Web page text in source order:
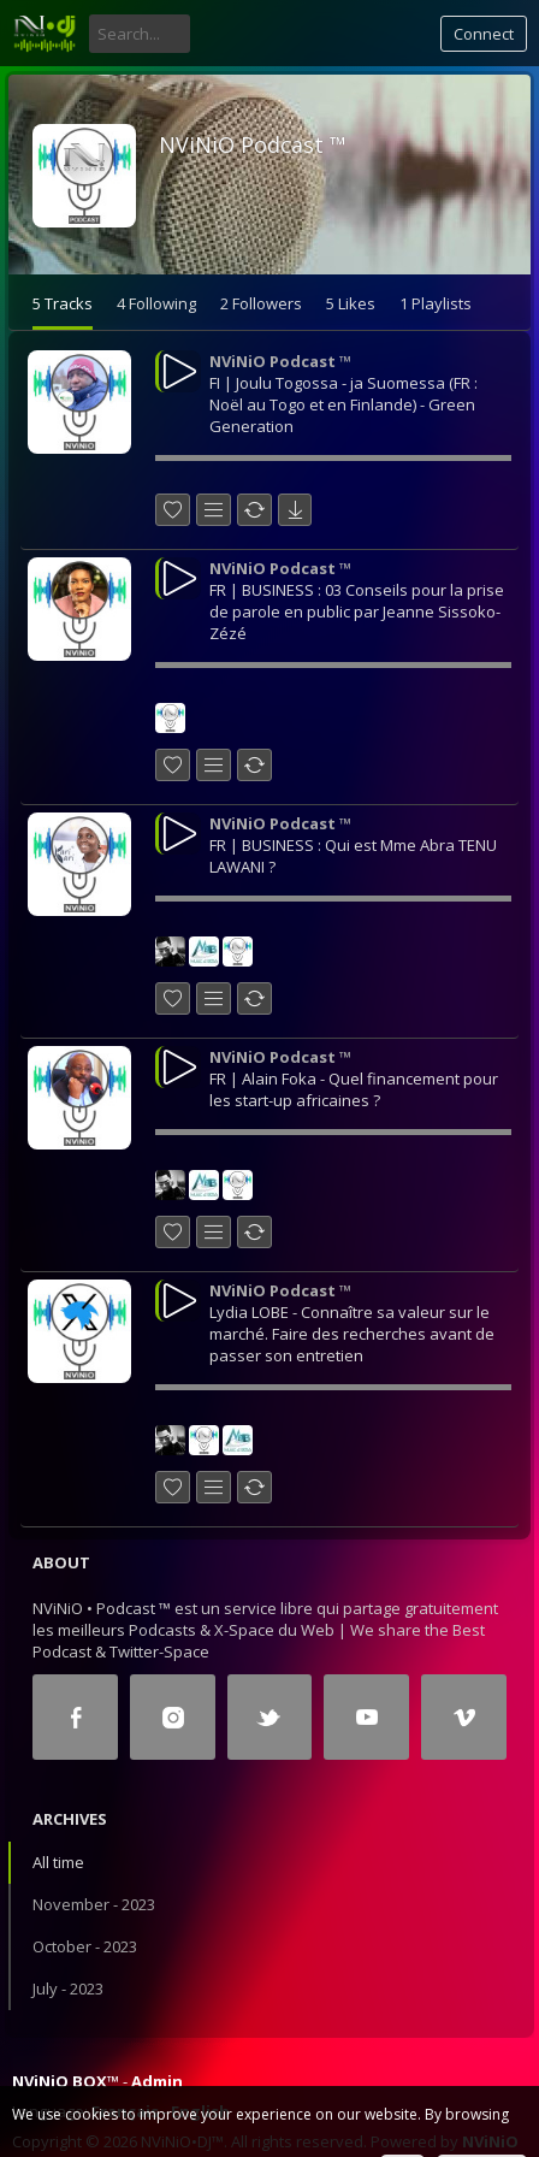
Connect
NViNiO Podcast ™
5 Tracks 4 Following 2 Followers 5 Likes 1 Playlists
NViNiO Podcast ™
FI | Joulu Togossa - ja Suomessa (FR :
Noël au Togo et en Finlande) - Green
Generation
NViNiO Podcast ™
FR | BUSINESS : 03 Conseils pour la prise
de parole en public par Jeanne Sissoko-
Zézé
NViNiO Podcast ™
FR | BUSINESS : Qui est Mme Abra TENU
LAWANI ?
NViNiO Podcast ™
FR | Alain Foka - Quel financement pour
les start-up africaines ?
NViNiO Podcast ™
Lydia LOBE - Connaître sa valeur sur le
marché. Faire des recherches avant de
passer son entretien
ABOUT
NViNiO • Podcast ™ est un service libre qui partage gratuitement
les meilleurs Podcasts & X-Space du Web | We share the Best
Podcast & Twitter-Space
ARCHIVES
All time
November - 2023
October - 2023
July - 2023
NViNiO BOX™ Admin
Language:Français English
Copyright © 2026 NViNiO•DJ™. All rights reserved. Powered by NViNiO
We use cookies to improve your experience on our website. By browsing